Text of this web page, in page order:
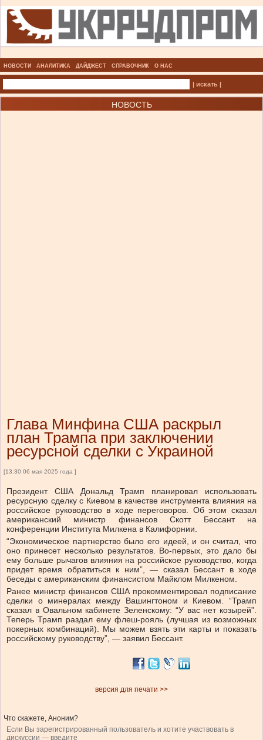
НОВОСТИ АНАЛИТИКА ДАЙДЖЕСТ СПРАВОЧНИК О НАС
| искать |
НОВОСТЬ
Глава Минфина США раскрыл
план Трампа при заключении
ресурсной сделки с Украиной
[13:30 06 мая 2025 года ]
Президент США Дональд Трамп планировал использовать
ресурсную сделку с Киевом в качестве инструмента влияния на
российское руководство в ходе переговоров. Об этом сказал
американский министр финансов Скотт Бессант на
конференции Института Милкена в Калифорнии.
“Экономическое партнерство было его идеей, и он считал, что
оно принесет несколько результатов. Во-первых, это дало бы
ему больше рычагов влияния на российское руководство, когда
придет время обратиться к ним”, — сказал Бессант в ходе
беседы с американским финансистом Майклом Милкеном.
Ранее министр финансов США прокомментировал подписание
сделки о минералах между Вашингтоном и Киевом. “Трамп
сказал в Овальном кабинете Зеленскому: “У вас нет козырей”.
Теперь Трамп раздал ему флеш-рояль (лучшая из возможных
покерных комбинаций). Мы можем взять эти карты и показать
российскому руководству”, — заявил Бессант.
версия для печати >>
Что скажете, Аноним?
Если Вы зарегистрированный пользователь и хотите участвовать в
дискуссии — введите